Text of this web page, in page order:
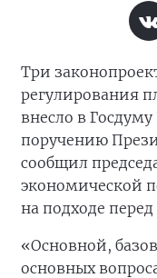
Три
регулирования
внесло в
поручению
сообщил
экономической
на подходе
«Основной,
основных